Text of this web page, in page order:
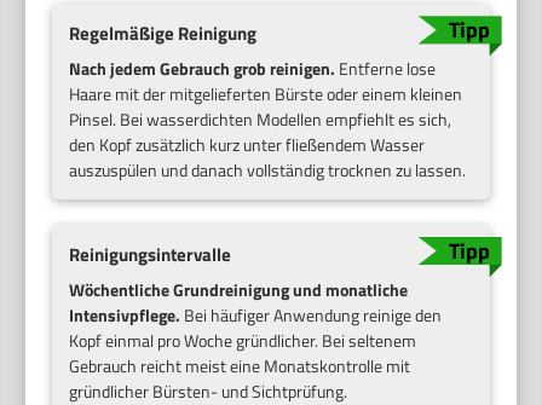
Regelmäßige Reinigung
Nach jedem Gebrauch grob reinigen. Entferne lose
Haare mit der mitgelieferten Bürste oder einem kleinen
Pinsel. Bei wasserdichten Modellen empfiehlt es sich,
den Kopf zusätzlich kurz unter fließendem Wasser
auszuspülen und danach vollständig trocknen zu lassen.
Reinigungsintervalle
Wöchentliche Grundreinigung und monatliche
Intensivpflege. Bei häufiger Anwendung reinige den
Kopf einmal pro Woche gründlicher. Bei seltenem
Gebrauch reicht meist eine Monatskontrolle mit
gründlicher Bürsten- und Sichtprüfung.